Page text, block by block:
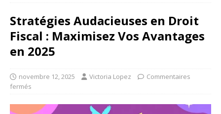
Stratégies Audacieuses en Droit
Fiscal : Maximisez Vos Avantages
en 2025
novembre 12, 2025 Victoria Lopez
Commentaires
fermés